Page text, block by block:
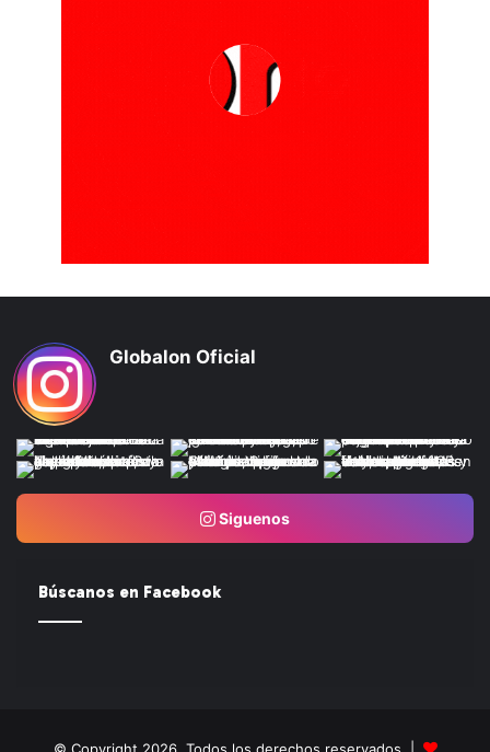
Globalon Oficial
Siguenos
Búscanos en Facebook
© Copyright 2026, Todos los derechos reservados |